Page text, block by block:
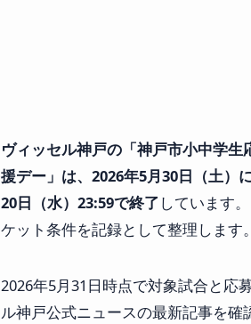
ヴィッセル神戸の「神戸市小中学
援デー」は、2026年5月30日（土）
20日（水）23:59で終了 しています
ケット条件を記録として整理します。
2026年5月31日時点で対象試合と応
ル神戸公式ニュースの最新記事を確